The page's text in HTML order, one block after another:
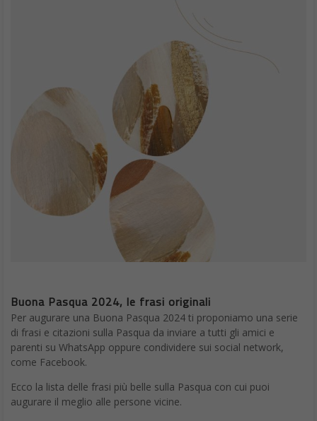
Buona Pasqua 2024, le frasi originali
Per augurare una Buona Pasqua 2024 ti proponiamo una serie
di frasi e citazioni sulla Pasqua da inviare a tutti gli amici e
parenti su WhatsApp oppure condividere sui social network,
come Facebook.
Ecco la lista delle frasi più belle sulla Pasqua con cui puoi
augurare il meglio alle persone vicine.